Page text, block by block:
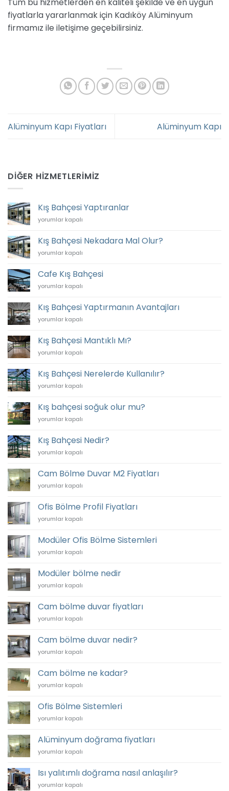
fiyatlarla yararlanmak için Kadıköy Alüminyum
firmamız ile iletişime geçebilirsiniz.
Alüminyum Kapı Fiyatları Alüminyum Kapı
DIĞER HIZMETLERIMIZ
Kış Bahçesi Yaptıranlar
Kış
Yaptıranlar
için
yorumlar kapalı
Kış Bahçesi Nekadara Mal Olur?
Kış
Nekadara
Mal
Olur?
yorumlar kapalı
Cafe Kış Bahçesi
Cafe
Bahçesi
için
yorumlar kapalı
Kış Bahçesi Yaptırmanın Avantajları
Kış
Yaptırmanın
Avantajları
için
yorumlar kapalı
Kış Bahçesi Mantıklı Mı?
Kış
Mantıklı
Mı?
için
yorumlar kapalı
Kış Bahçesi Nerelerde Kullanılır?
Kış
Nerelerde
Kullanılır?
için
yorumlar kapalı
Kış bahçesi soğuk olur mu?
Kış
soğuk
olur
mu?
yorumlar kapalı
Kış Bahçesi Nedir?
Kış
Nedir?
için
yorumlar kapalı
Cam Bölme Duvar M2 Fiyatları
Cam
Duvar
M2
Fiyatları
yorumlar kapalı
Ofis Bölme Profil Fiyatları
Ofis
Profil
Fiyatları
için
yorumlar kapalı
Modüler Ofis Bölme Sistemleri
Modüler
Bölme
Sistemleri
için
yorumlar kapalı
Modüler bölme nedir
Modüler
nedir
için
yorumlar kapalı
Cam bölme duvar fiyatları
Cam
duvar
fiyatları
için
yorumlar kapalı
Cam bölme duvar nedir?
Cam
duvar
nedir?
için
yorumlar kapalı
Cam bölme ne kadar?
Cam
ne
kadar?
için
yorumlar kapalı
Ofis Bölme Sistemleri
Ofis
Sistemleri
için
yorumlar kapalı
Alüminyum doğrama fiyatları
Alüminyum
fiyatları
için
yorumlar kapalı
Isı yalıtımlı doğrama nasıl anlaşılır?
Isı
yorumlar kapalı